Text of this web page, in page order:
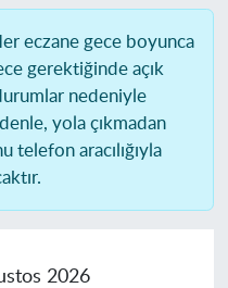
eczane gece boyunca
gerektiğinde açık
nedeniyle
yola çıkmadan
telefon aracılığıyla
2026